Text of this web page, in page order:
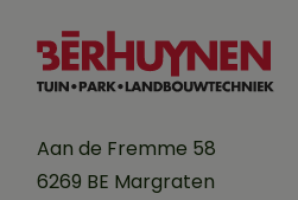
Aan de Fremme 58
6269 BE Margraten